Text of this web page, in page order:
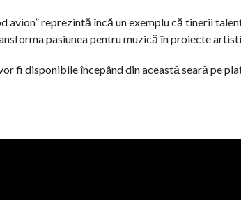
avion” reprezintă încă un exemplu că tinerii
pasiunea pentru muzică în proiecte
fi disponibile începând din această seară pe